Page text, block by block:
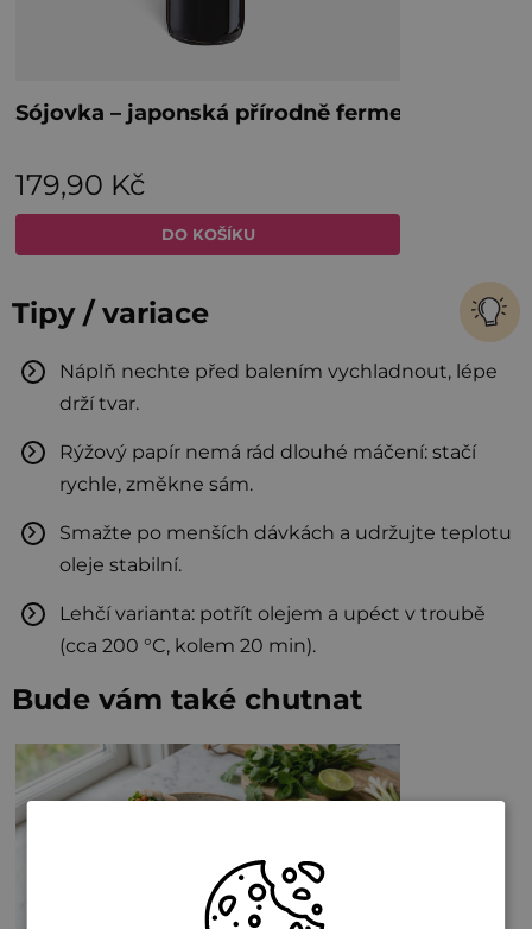
Tipy / variace
Náplň nechte před balením vychladnout, lépe
drží tvar.
Rýžový papír nemá rád dlouhé máčení: stačí
rychle, změkne sám.
Smažte po menších dávkách a udržujte teplotu
oleje stabilní.
Lehčí varianta: potřít olejem a upéct v troubě
(cca 200 °C, kolem 20 min).
Bude vám také chutnat